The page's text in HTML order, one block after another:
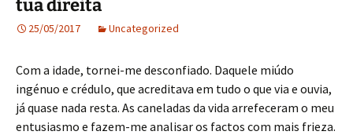
tua direita
25/05/2017 Uncategorized
Com a idade, tornei-me desconfiado. Daquele miúdo
ingénuo e crédulo, que acreditava em tudo o que via e ouvia,
já quase nada resta. As caneladas da vida arrefeceram o meu
entusiasmo e fazem-me analisar os factos com mais frieza.